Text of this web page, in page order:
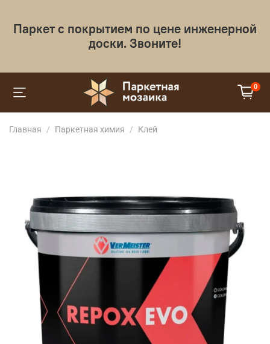
Паркет с покрытием по цене инженерной
доски. Звоните!
0
Главная Паркетная химия Клей